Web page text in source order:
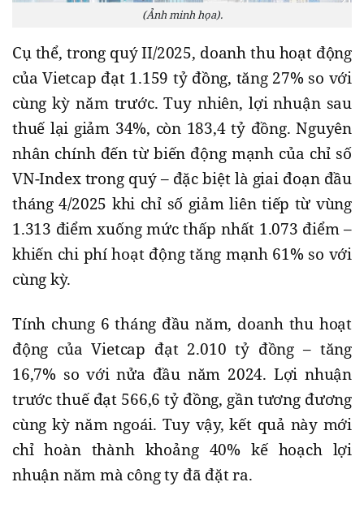
(Ảnh minh họa).
Cụ thể, trong quý II/2025, doanh thu hoạt động
của Vietcap đạt 1.159 tỷ đồng, tăng 27% so với
cùng kỳ năm trước. Tuy nhiên, lợi nhuận sau
thuế lại giảm 34%, còn 183,4 tỷ đồng. Nguyên
nhân chính đến từ biến động mạnh của chỉ số
VN-Index trong quý – đặc biệt là giai đoạn đầu
tháng 4/2025 khi chỉ số giảm liên tiếp từ vùng
1.313 điểm xuống mức thấp nhất 1.073 điểm –
khiến chi phí hoạt động tăng mạnh 61% so với
cùng kỳ.
Tính chung 6 tháng đầu năm, doanh thu hoạt
động của Vietcap đạt 2.010 tỷ đồng – tăng
16,7% so với nửa đầu năm 2024. Lợi nhuận
trước thuế đạt 566,6 tỷ đồng, gần tương đương
cùng kỳ năm ngoái. Tuy vậy, kết quả này mới
chỉ hoàn thành khoảng 40% kế hoạch lợi
nhuận năm mà công ty đã đặt ra.